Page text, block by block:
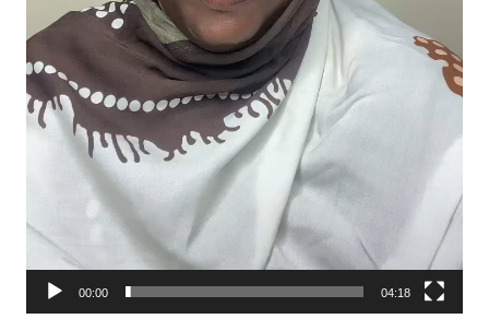
00:00 04:18